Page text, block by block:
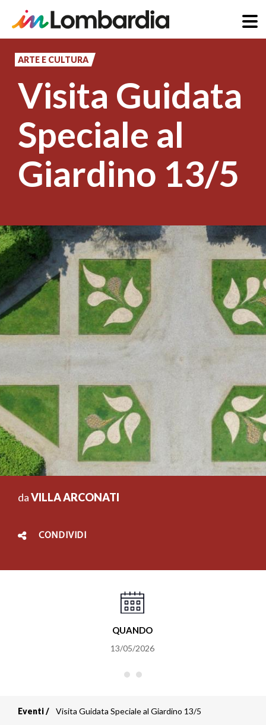
principale
ARTE E CULTURA
Visita Guidata
Speciale al
Giardino 13/5
daVILLA ARCONATI
CONDIVIDI
QUANDO
13/05/2026
Eventi Visita Guidata Speciale al Giardino 13/5